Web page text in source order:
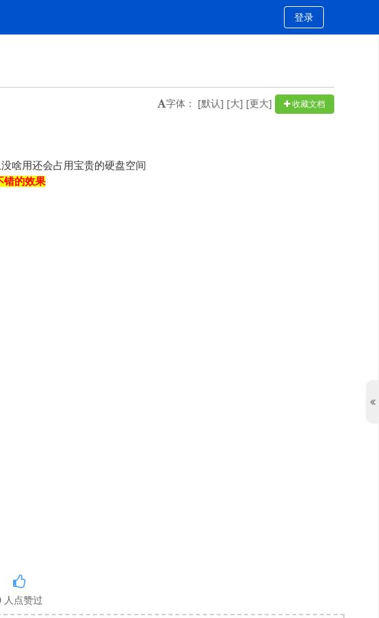
登录
字体： [默认] [大] [更大] 收藏文档
啥用还会占用宝贵的硬盘空间
错的效果
人点赞过